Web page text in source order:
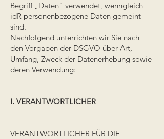
Begriff „Daten“ verwendet, wenngleich
idR personenbezogene Daten gemeint
sind.
Nachfolgend unterrichten wir Sie nach
den Vorgaben der DSGVO über Art,
Umfang, Zweck der Datenerhebung sowie
deren Verwendung:
I. VERANTWORTLICHER
VERANTWORTLICHER FÜR DIE